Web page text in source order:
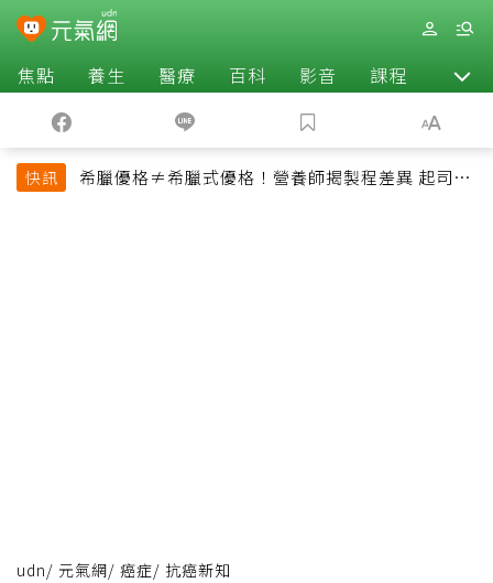
焦點 養生 醫療 百科 影音 課程 退休
快訊
希臘優格≠希臘式優格！營養師揭製程差異 起司片
udn/ 元氣網/ 癌症/ 抗癌新知